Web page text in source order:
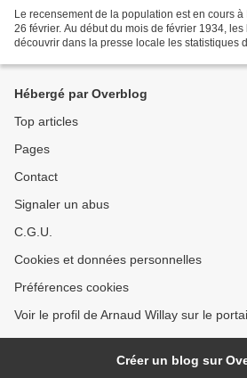
Le recensement de la population est en cours à
26 février. Au début du mois de février 1934,
découvrir dans la presse locale les statistiques
Hébergé par Overblog
Top articles
Pages
Contact
Signaler un abus
C.G.U.
Cookies et données personnelles
Préférences cookies
Voir le profil de Arnaud Willay sur le
Créer un blog sur